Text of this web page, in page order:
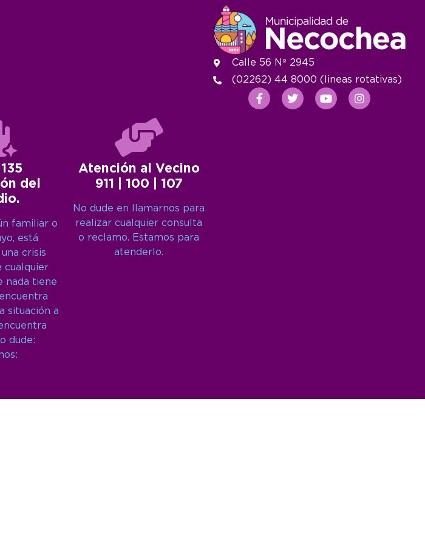
del
familiar o
está
crisis
cualquier
nada tiene
situación a
dude:
Atención al Vecino
911 | 100 | 107
No dude en llamarnos para
realizar cualquier consulta
o reclamo. Estamos para
atenderlo.
Calle 56 Nº 2945
(02262) 44 8000 (lineas rotativas)